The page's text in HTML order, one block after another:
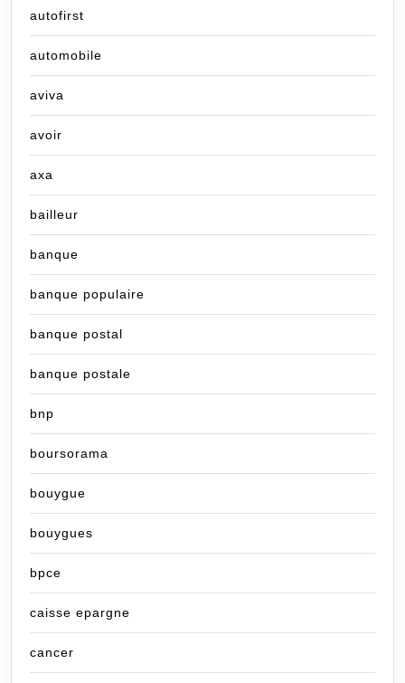
autofirst
automobile
aviva
avoir
axa
bailleur
banque
banque populaire
banque postal
banque postale
bnp
boursorama
bouygue
bouygues
bpce
caisse epargne
cancer